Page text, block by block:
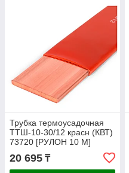
Трубка термоусадочная
ТТШ-10-30/12 красн (КВТ)
73720 [РУЛОН 10 М]
20 695 ₸